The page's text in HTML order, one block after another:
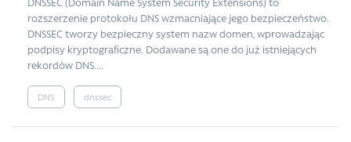
rozszerzenie protokołu DNS wzmacniające jego bezpieczeństwo.
DNSSEC tworzy bezpieczny system nazw domen, wprowadzając
podpisy kryptograficzne. Dodawane są one do już istniejących
rekordów DNS....
DNS dnssec